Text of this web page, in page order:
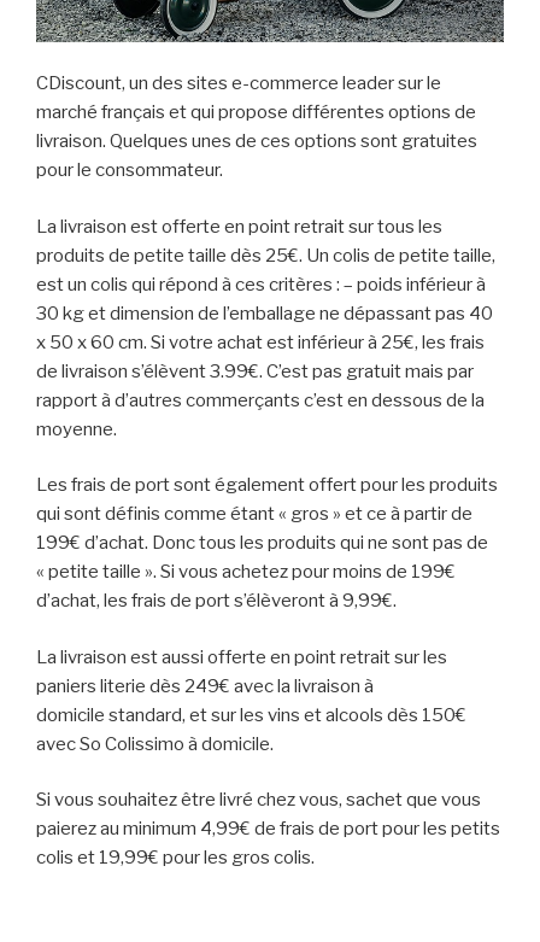
CDiscount, un des sites e-commerce leader sur le
marché français et qui propose différentes options de
livraison. Quelques unes de ces options sont gratuites
pour le consommateur.
La livraison est offerte en point retrait sur tous les
produits de petite taille dès 25€. Un colis de petite taille,
est un colis qui répond à ces critères : – poids inférieur à
30 kg et dimension de l’emballage ne dépassant pas 40
x 50 x 60 cm. Si votre achat est inférieur à 25€, les frais
de livraison s’élèvent 3.99€. C’est pas gratuit mais par
rapport à d’autres commerçants c’est en dessous de la
moyenne.
Les frais de port sont également offert pour les produits
qui sont définis comme étant « gros » et ce à partir de
199€ d’achat. Donc tous les produits qui ne sont pas de
« petite taille ». Si vous achetez pour moins de 199€
d’achat, les frais de port s’élèveront à 9,99€.
La livraison est aussi offerte en point retrait sur les
paniers literie dès 249€ avec la livraison à
domicile standard, et sur les vins et alcools dès 150€
avec So Colissimo à domicile.
Si vous souhaitez être livré chez vous, sachet que vous
paierez au minimum 4,99€ de frais de port pour les petits
colis et 19,99€ pour les gros colis.